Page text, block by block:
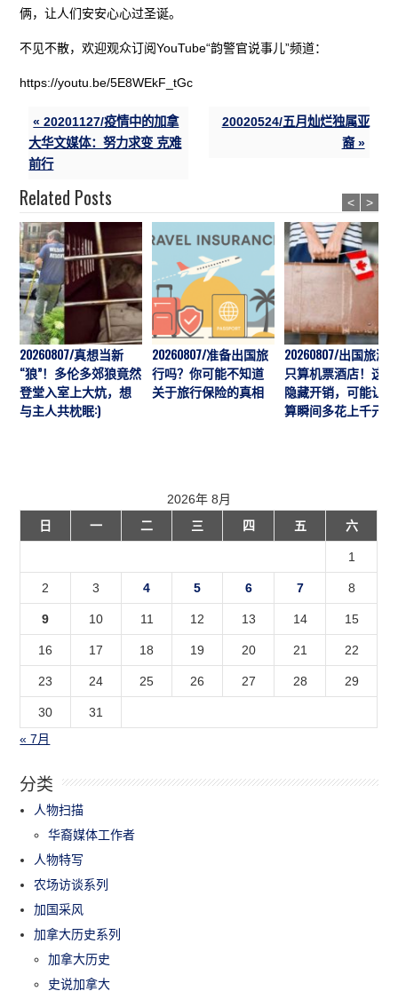
俩，让人们安安心心过圣诞。
不见不散，欢迎观众订阅YouTube“韵警官说事儿”频道：
https://youtu.be/5E8WEkF_tGc
« 20201127/疫情中的加拿
大华文媒体：努力求变 克难
前行
20020524/五月灿烂独属亚
裔 »
Related Posts
20260807/真想当新
“狼”！多伦多郊狼竟然
登堂入室上大炕，想
与主人共枕眠:)
20260807/准备出国旅
行吗？你可能不知道
关于旅行保险的真相
20260807/出国旅游
只算机票酒店！这7
隐藏开销，可能让预
算瞬间多花上千元
< >
2026年 8月
日
一 二 三 四 五 六
1
2 3 4 5 6 7 8
9 10 11 12 13 14 15
16 17 18 19 20 21 22
23 24 25 26 27 28 29
30
31
« 7月
分类
人物扫描
华裔媒体工作者
人物特写
农场访谈系列
加国采风
加拿大历史系列
加拿大历史
史说加拿大